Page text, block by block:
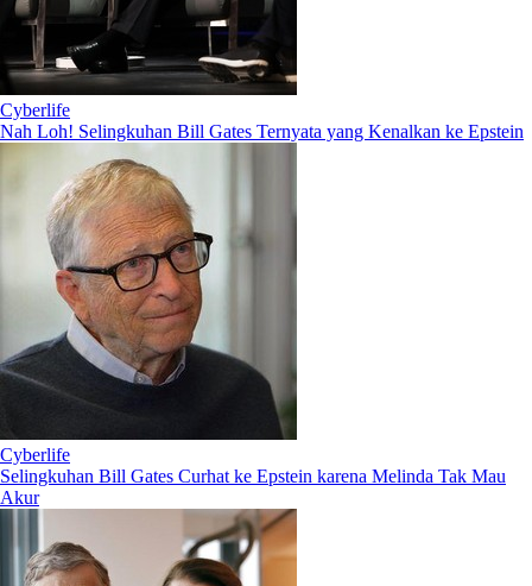
Cyberlife
Nah Loh! Selingkuhan Bill Gates Ternyata yang Kenalkan ke Epstein
Cyberlife
Selingkuhan Bill Gates Curhat ke Epstein karena Melinda Tak Mau
Akur